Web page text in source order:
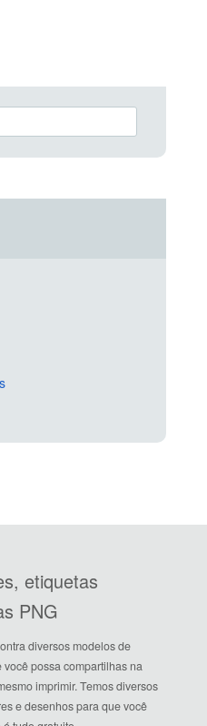
etiquetas
PNG
diversos modelos de
possa compartilhas na
imprimir. Temos diversos
e desenhos para que você